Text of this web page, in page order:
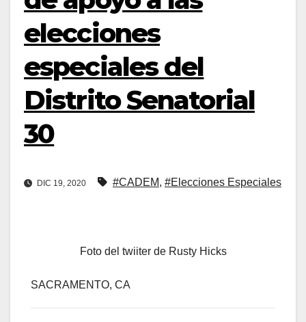
elecciones
especiales del
Distrito Senatorial
30
DIC 19, 2020 #CADEM, #Elecciones Especiales
Foto del twiiter de Rusty Hicks
SACRAMENTO, CA